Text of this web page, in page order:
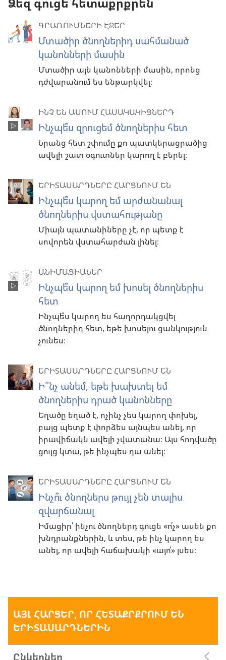
ԳՐԱՌՈՒՄՆԵՐԻ ԷՋԵՐ
Մտածիր ծնողներիդ սահմանած
կանոնների մասին
Մտածիր այն կանոնների մասին, որոնց
դժվարանում ես ենթարկվել։
ԻՆՉ ԵՆ ԱՍՈՒՄ ՀԱՍԱԿԱԿԻՑՆԵՐԴ
Ինչպե՞ս զրուցեմ ծնողներիս հետ
Նրանց հետ շփումը քո պատկերացրածից
ավելի շատ օգուտներ կարող է բերել։
ԵՐԻՏԱՍԱՐԴՆԵՐԸ ՀԱՐՑՆՈՒՄ ԵՆ
Ինչպե՞ս կարող եմ արժանանալ
ծնողներիս վստահությանը
Միայն պատանիները չէ, որ պետք է
սովորեն վստահարժան լինել։
ԱՆԻՄԱՑԻԱՆԵՐ
Ինչպե՞ս կարող եմ խոսել ծնողներիս
հետ
Ինչպե՞ս կարող ես հաղորդակցվել
ծնողներիդ հետ, եթե խոսելու ցանկություն
չունես։
ԵՐԻՏԱՍԱՐԴՆԵՐԸ ՀԱՐՑՆՈՒՄ ԵՆ
Ի՞նչ անեմ, եթե խախտել եմ
ծնողներիս դրած կանոնները
Եղածը եղած է, ոչինչ չես կարող փոխել,
բայց պետք է փորձես այնպես անել, որ
իրավիճակն ավելի չվատանա։ Այս հոդվածը
ցույց կտա, թե ինչպես դա անել։
ԵՐԻՏԱՍԱՐԴՆԵՐԸ ՀԱՐՑՆՈՒՄ ԵՆ
Ինչո՞ւ ծնողներս թույլ չեն տալիս
զվարճանալ
Իմացիր՝ ինչու ծնողներդ գուցե «ո՛չ» ասեն քո
խնդրանքներին, և տես, թե ինչ կարող ես
անել, որ ավելի հաճախակի «այո՛» լսես։
ԱՅԼ ՀԱՐՑԵՐ, ՈՐ ՀԵՏԱՔՐՔՐՈՒՄ ԵՆ
ԵՐԻՏԱՍԱՐԴՆԵՐԻՆ
Ընկերներ